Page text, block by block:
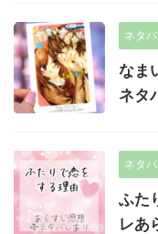
ネタ
なま
ネタ
ネタ
ふた
レあ